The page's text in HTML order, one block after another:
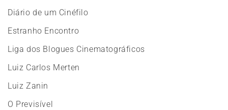
Diário de um Cinéfilo
Estranho Encontro
Liga dos Blogues Cinematográficos
Luiz Carlos Merten
Luiz Zanin
O Previsível